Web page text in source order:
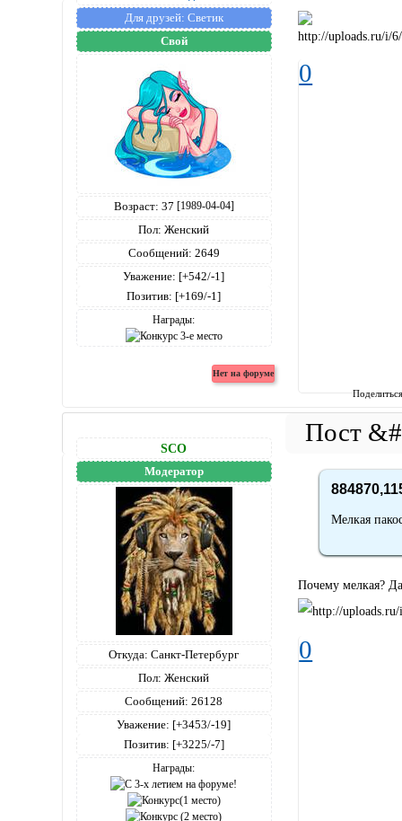
Для друзей: Светик
Свой
Возраст: 37 [1989-04-04]
Пол: Женский
Сообщений: 2649
Уважение: [+542/-1]
Позитив: [+169/-1]
Награды:
0
SCO
Модератор
Откуда: Санкт-Петербург
Пол: Женский
Сообщений: 26128
Уважение: [+3453/-19]
Позитив: [+3225/-7]
Награды:
Мелкая
Почему мелкая?
0